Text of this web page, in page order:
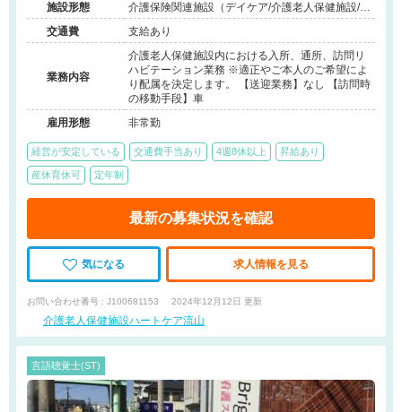
施設形態
介護保険関連施設（デイケア/介護老人保健施設/シ
ョートステイ/訪問看護・リハ）
交通費 支給あり
業務内容
介護老人保健施設内における入所、通所、訪問リ
ハビテーション業務 ※適正やご本人のご希望によ
り配属を決定します。 【送迎業務】なし 【訪問時
の移動手段】車
雇用形態
非常勤
経営が安定している 交通費手当あり 4週8休以上 昇給あり
産休育休可 定年制
最新の募集状況を確認
気になる 求人情報を見る
お問い合わせ番号 : J100681153 2024年12月12日 更新
介護老人保健施設ハートケア流山
言語聴覚士(ST)